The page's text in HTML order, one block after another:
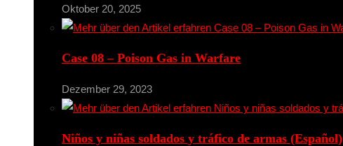
Oktober 20, 2025
Case 08 – Poison Gas in Warfare
Dezember 29, 2023
Niños y niñas soldados y tráfico de armas (Español)